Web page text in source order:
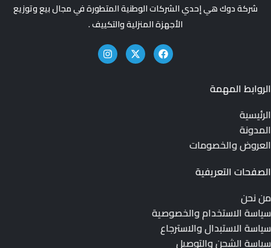
شركة دوك هي إحدي الشركات الوطنية المتطورة في مجال بيع وتوزيع
الأجهزة المنزلية والتكييف .
الروابط المهمة
الرئيسية
المدونة
العروض والخصومات
الصفحات التعريفية
من نحن
سياسة الاستخدام والخصوصية
سياسة الاستبدال والاسترجاع
سياسة الشحن والتوصيل